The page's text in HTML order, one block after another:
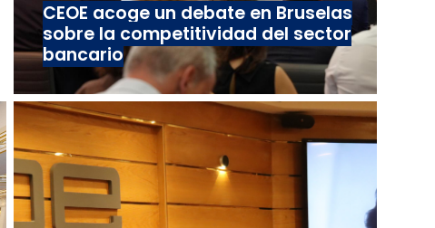
CEOE acoge un debate en Bruselas
sobre la competitividad del sector
bancario